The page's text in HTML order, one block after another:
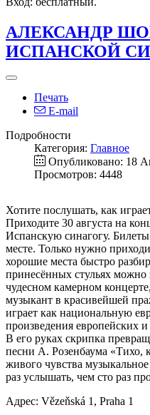
АЛЕКСАНДР
ИСПАНСКОЙ
Печать
E-mail
Подробности
Категория: Главное
Опубликовано: 18
Просмотров: 4448
Хотите послушать, как
Приходите 30 августа на
Испанскую синагогу.
месте. Только нужно
хорошие места быстро
принесённых стульях можно
чудесном камерном
музыкант в красивейшей
играет как национальную
произведения европейских
В его руках скрипка
песни А. Розенбаума «Тихо,
живого чувства
раз услышать, чем сто раз
Адрес: Vězeňská 1, Praha 1